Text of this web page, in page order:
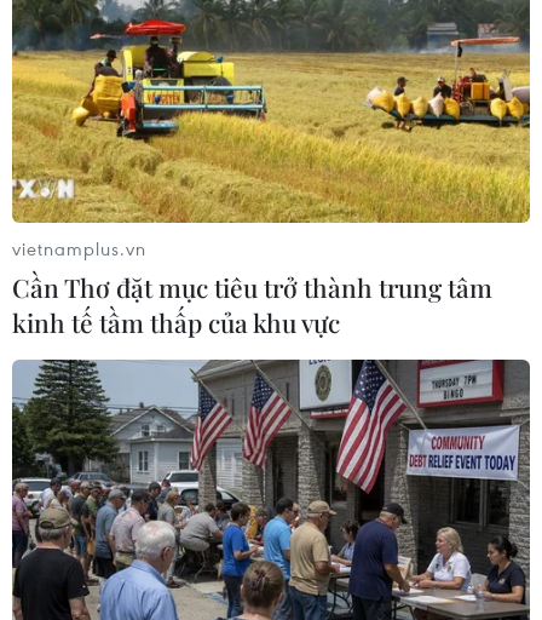
#đậu mùa khỉ #truy vết
#kết quả pcr
#giải mã bộ gene
#Viện Pasteur Thành phố Hồ Chí Minh
Tp. Hồ Chí Minh
Theo dõi VietnamPlus
TIN LIÊN QUAN
vietnamplus.vn
Cần Thơ đặt mục tiêu trở thành trung tâm
kinh tế tầm thấp của khu vực